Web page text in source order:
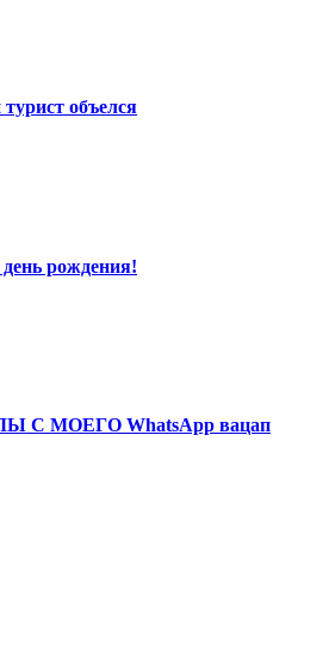
объелся
день рождения!
С МОЕГО WhatsApp вацап